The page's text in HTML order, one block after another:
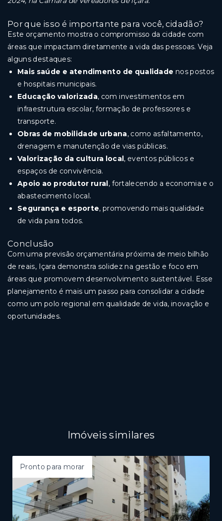
Por que isso é importante para você, cidadão?
Este orçamento mostra o compromisso da cidade com
áreas que impactam diretamente a vida das pessoas. Veja
alguns destaques:
Mais saúde e atendimento de qualidade nos postos
e hospitais municipais.
Educação valorizada, com investimentos em
infraestrutura escolar, formação de professores e
transporte.
Obras de mobilidade urbana, como asfaltamento,
drenagem e manutenção de vias públicas.
Valorização da cultura local, eventos públicos e
espaços de convivência.
Apoio ao produtor rural, fortalecendo a economia e o
abastecimento local.
Segurança e esporte, promovendo mais qualidade
de vida para todos.
Conclusão
Com uma previsão orçamentária próxima de meio bilhão
de reais, Içara demonstra solidez na gestão e foco em
áreas que promovem desenvolvimento sustentável. Esse
planejamento é mais um passo para consolidar a cidade
como um polo regional em qualidade de vida, inovação e
oportunidades.
Imóveis similares
Pronto para morar